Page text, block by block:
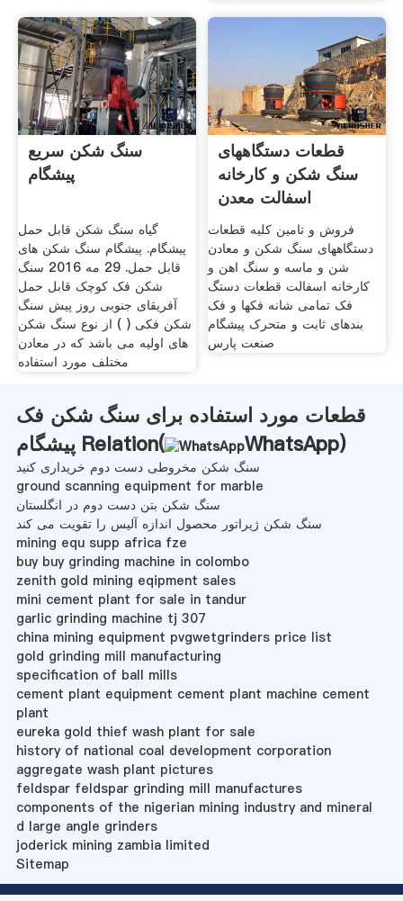
سنگ شکن سریع
پیشگام
گیاه سنگ شکن قابل حمل
پیشگام. پیشگام سنگ شکن های
قابل حمل. 29 مه 2016 سنگ
شکن فک کوچک قابل حمل
آفریقای جنوبی روز پیش سنگ
شکن فکی ( ) از نوع سنگ شکن
های اولیه می باشد که در معادن
مختلف مورد استفاده
قطعات دستگاههای
سنگ شکن و کارخانه
اسفالت معدن
فروش و تامین کلیه قطعات
دستگاههای سنگ شکن و معادن
شن و ماسه و سنگ اهن و
کارخانه اسفالت قطعات دستگ
فک تمامی شانه فکها و فک
بندهای ثابت و متحرک پیشگام
صنعت پارس
قطعات مورد استفاده برای سنگ شکن فک
پیشگام Relation(
WhatsApp)
سنگ شکن مخروطی دست دوم خریداری کنید
ground scanning equipment for marble
سنگ شکن بتن دست دوم در انگلستان
سنگ شکن ژیراتور محصول اندازه آلیس را تقویت می کند
mining equ supp africa fze
buy buy grinding machine in colombo
zenith gold mining eqipment sales
mini cement plant for sale in tandur
garlic grinding machine tj 307
china mining equipment pvgwetgrinders price list
gold grinding mill manufacturing
specification of ball mills
cement plant equipment cement plant machine cement
plant
eureka gold thief wash plant for sale
history of national coal development corporation
aggregate wash plant pictures
feldspar feldspar grinding mill manufactures
components of the nigerian mining industry and mineral
d large angle grinders
joderick mining zambia limited
Sitemap